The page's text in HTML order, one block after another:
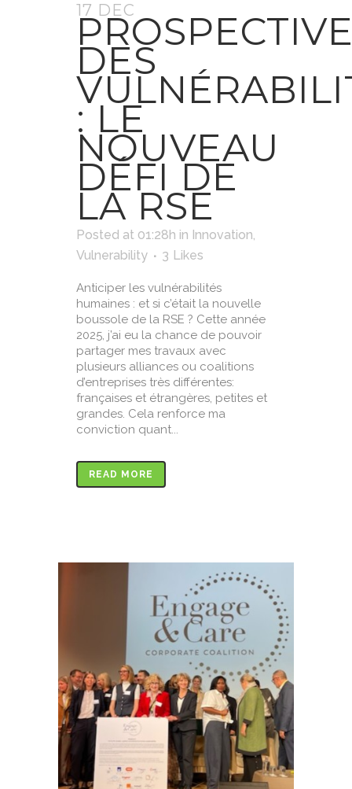
17 DEC
DES
: LE
NOUVEAU
DÉFI DE
LA RSE
Posted at 01:28h in Innovation,
Vulnerability
3 Likes
Anticiper les vulnérabilités
humaines : et si c’était la nouvelle
boussole de la RSE ? Cette année
2025, j’ai eu la chance de pouvoir
partager mes travaux avec
plusieurs alliances ou coalitions
d’entreprises très différentes:
françaises et étrangères, petites et
grandes. Cela renforce ma
conviction quant...
READ MORE